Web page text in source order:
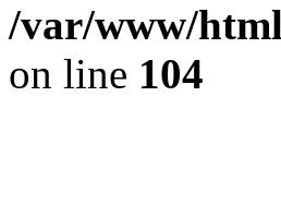
/var/www/
on line 104